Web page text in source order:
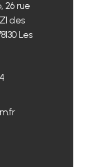
26 rue
des
Les